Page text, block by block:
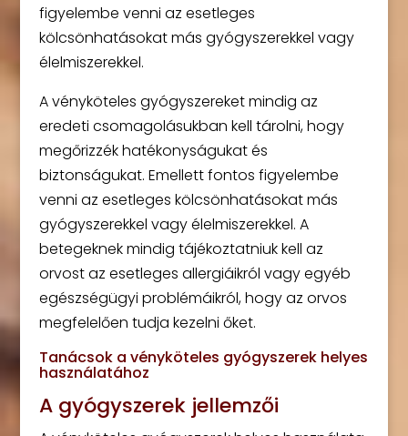
figyelembe venni az esetleges
kölcsönhatásokat más gyógyszerekkel vagy
élelmiszerekkel.
A vényköteles gyógyszereket mindig az
eredeti csomagolásukban kell tárolni, hogy
megőrizzék hatékonyságukat és
biztonságukat. Emellett fontos figyelembe
venni az esetleges kölcsönhatásokat más
gyógyszerekkel vagy élelmiszerekkel. A
betegeknek mindig tájékoztatniuk kell az
orvost az esetleges allergiáikról vagy egyéb
egészségügyi problémáikról, hogy az orvos
megfelelően tudja kezelni őket.
Tanácsok a vényköteles gyógyszerek helyes
használatához
A gyógyszerek jellemzői